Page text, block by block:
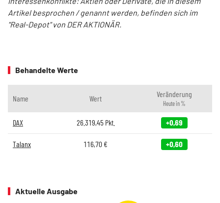
Artikel besprochen / genannt werden, befinden sich im
"Real-Depot" von DER AKTIONÄR.
Behandelte Werte
Name Wert Veränderung
Heute in %
DAX 26.319,45Pkt. +0,69
Talanx 116,70 € +0,60
Aktuelle Ausgabe